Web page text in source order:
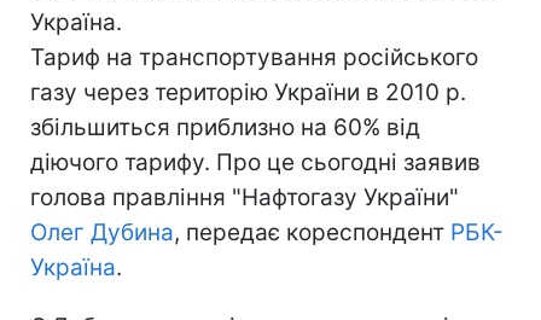
Україна.
Тариф на транспортування російського
газу через територію України в 2010 р.
збільшиться приблизно на 60% від
діючого тарифу. Про це сьогодні заявив
голова правління "Нафтогазу України"
Олег Дубина, передає кореспондент РБК-
Україна.